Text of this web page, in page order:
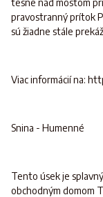
tesne nad mostom
pravostranný prítok
sú žiadne stále
Viac informácií na:
Snina - Humenné
Tento úsek je
obchodným domom